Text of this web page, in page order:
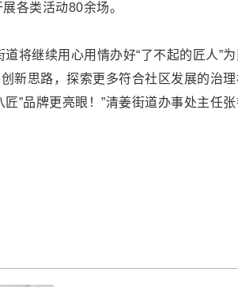
各类活动80余场。
道将继续用心用情办好“了不起的匠人”
新思路，探索更多符合社区发展的治
匠”品牌更亮眼！”清姜街道办事处主任